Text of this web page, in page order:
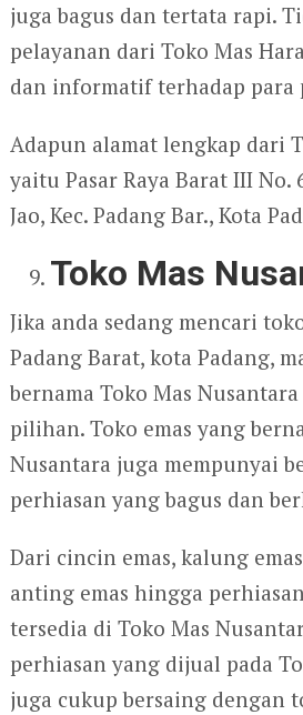
juga bagus dan tertata rapi.
pelayanan dari Toko Mas
dan informatif terhadap para
Adapun alamat lengkap dari
yaitu Pasar Raya Barat III No.
Jao, Kec. Padang Bar., Kota
Toko Mas
Jika anda sedang mencari
Padang Barat, kota Padang,
bernama Toko Mas
pilihan. Toko emas yang
Nusantara juga mempunyai
perhiasan yang bagus dan
Dari cincin emas, kalung
anting emas hingga
tersedia di Toko Mas
perhiasan yang dijual pada
juga cukup bersaing dengan